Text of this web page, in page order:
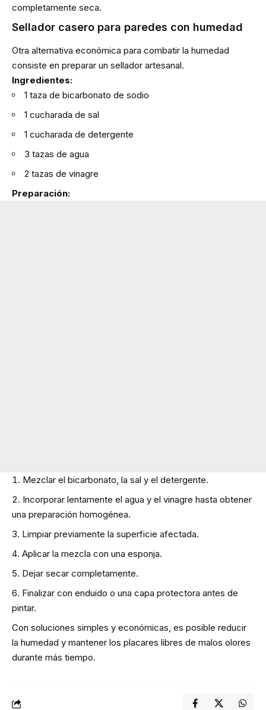
completamente seca.
Sellador casero para paredes con humedad
Otra alternativa económica para combatir la humedad
consiste en preparar un sellador artesanal.
Ingredientes:
1 taza de bicarbonato de sodio
1 cucharada de sal
1 cucharada de detergente
3 tazas de agua
2 tazas de vinagre
Preparación:
Mezclar el bicarbonato, la sal y el detergente.
Incorporar lentamente el agua y el vinagre hasta obtener
una preparación homogénea.
Limpiar previamente la superficie afectada.
Aplicar la mezcla con una esponja.
Dejar secar completamente.
Finalizar con enduido o una capa protectora antes de
pintar.
Con soluciones simples y económicas, es posible reducir
la humedad y mantener los placares libres de malos olores
durante más tiempo.